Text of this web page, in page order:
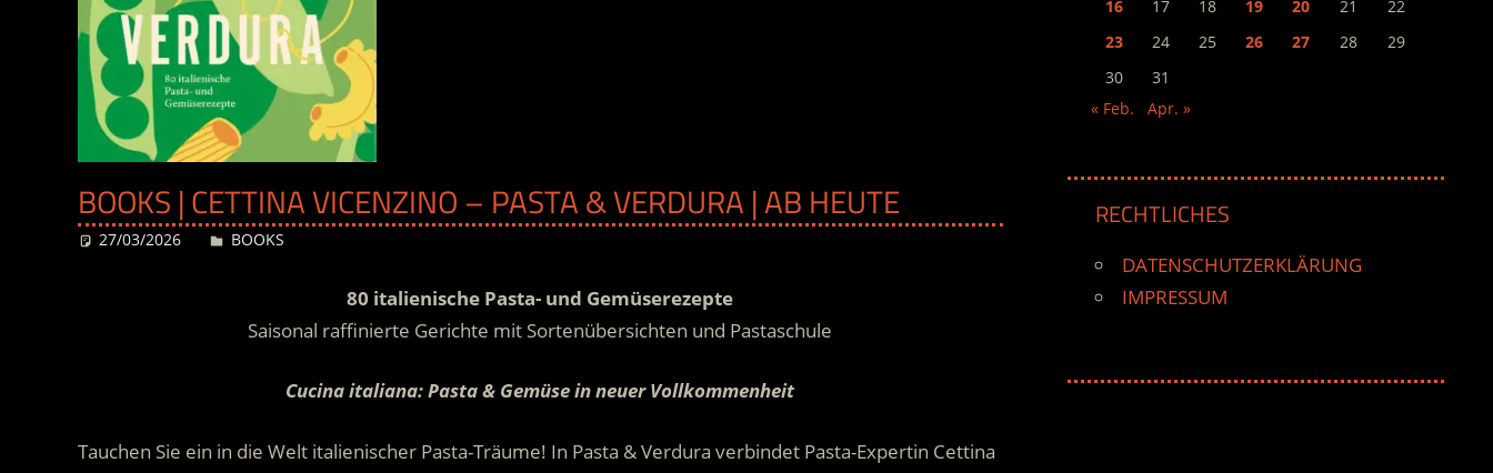
BOOKS | CETTINA VICENZINO – PASTA & VERDURA | AB HEUTE
27/03/2026 Desiree
BOOKS
80 italienische Pasta- und Gemüserezepte
Saisonal raffinierte Gerichte mit Sortenübersichten und Pastaschule
Cucina italiana: Pasta & Gemüse in neuer Vollkommenheit
Tauchen Sie ein in die Welt italienischer Pasta-Träume! In Pasta & Verdura verbindet Pasta-Expertin Cettina
16
17 18 19 20 21
22
23
24 25 26 27 28
29
30
31
« Feb.
Apr. »
RECHTLICHES
DATENSCHUTZERKLÄRUNG
IMPRESSUM